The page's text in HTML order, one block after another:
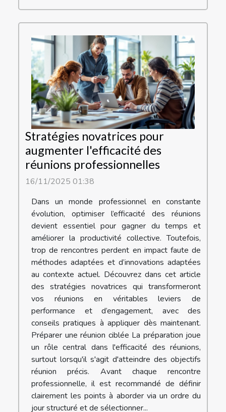
Stratégies novatrices pour
augmenter l'efficacité des
réunions professionnelles
16/11/2025 01:38
Dans un monde professionnel en constante
évolution, optimiser l’efficacité des réunions
devient essentiel pour gagner du temps et
améliorer la productivité collective. Toutefois,
trop de rencontres perdent en impact faute de
méthodes adaptées et d’innovations adaptées
au contexte actuel. Découvrez dans cet article
des stratégies novatrices qui transformeront
vos réunions en véritables leviers de
performance et d’engagement, avec des
conseils pratiques à appliquer dès maintenant.
Préparer une réunion ciblée La préparation joue
un rôle central dans l'efficacité des réunions,
surtout lorsqu'il s'agit d'atteindre des objectifs
réunion précis. Avant chaque rencontre
professionnelle, il est recommandé de définir
clairement les points à aborder via un ordre du
jour structuré et de sélectionner...